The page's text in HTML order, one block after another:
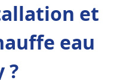
et
eau
?